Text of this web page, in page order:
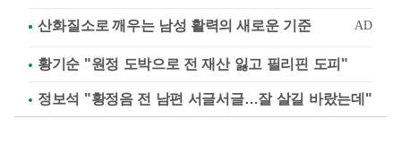
황기순 "원정 도박으로 전 재산 잃고 필리핀 도피"
정보석 "황정음 전 남편 서글서글…잘 살길 바랐는데"